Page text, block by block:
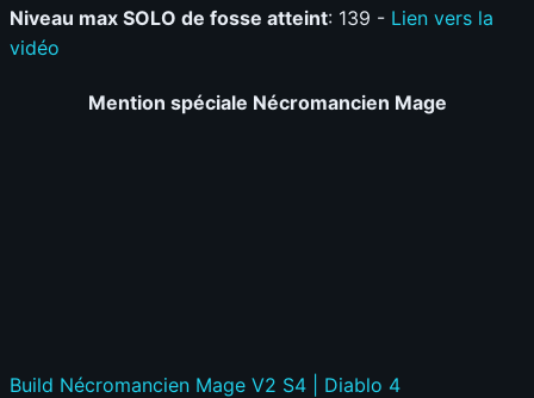
Niveau max SOLO de fosse atteint: 139 - Lien vers la
vidéo
Mention spéciale Nécromancien Mage
Build Nécromancien Mage V2 S4 | Diablo 4